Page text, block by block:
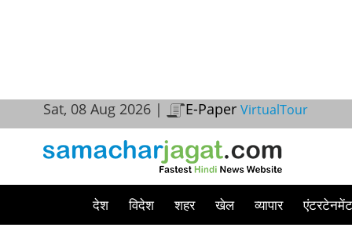
Sat, 08 Aug 2026 | E-Paper VirtualTour
देश विदेश शहर खेल व्यापार एंटरटेनमेंट